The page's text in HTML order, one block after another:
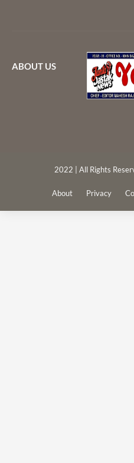
ABOUT US
2022 | All Rights
About Privacy